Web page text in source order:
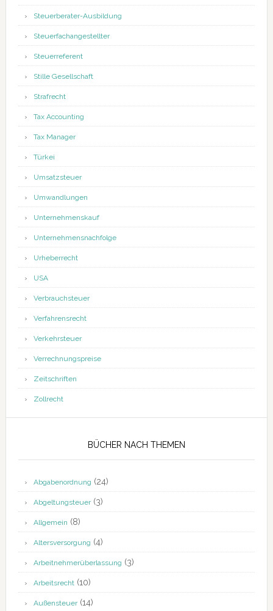
Steuerberater-Ausbildung
Steuerfachangestellter
Steuerreferent
Stille Gesellschaft
Strafrecht
Tax Accounting
Tax Manager
Türkei
Umsatzsteuer
Umwandlungen
Unternehmenskauf
Unternehmensnachfolge
Urheberrecht
USA
Verbrauchsteuer
Verfahrensrecht
Verkehrsteuer
Verrechnungspreise
Zeitschriften
Zollrecht
BÜCHER NACH THEMEN
Abgabenordnung (24)
Abgeltungsteuer(3)
Allgemein (8)
Altersversorgung (4)
Arbeitnehmerüberlassung (3)
Arbeitsrecht(10)
Außensteuer(14)